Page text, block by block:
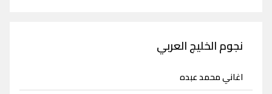
نجوم الخليج العربي
اغاني محمد عبده